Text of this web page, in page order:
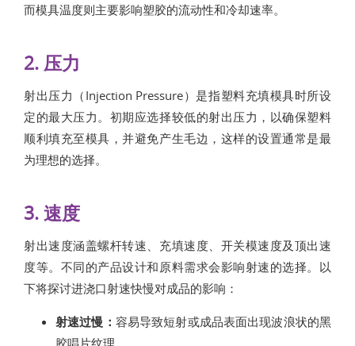
而模具温度则主要影响塑胶的流动性和冷却速率。
2. 压力
射出压力（Injection Pressure）是指塑料充填模具时所设
定的最大压力。初期应选择较低的射出压力，以确保塑料
顺利填充至模具，并避免产生毛边，这样的设置通常是最
为理想的选择。
3. 速度
射出速度涵盖螺杆转速、充填速度、开关模速度及顶出速
度等。不同的产品设计和原料需求会影响射速的选择。以
下将探讨进浇口射速快慢对成品的影响：
射速过慢： 容易导致短射或成品表面出现波浪状的黑
胶唱片纹理。